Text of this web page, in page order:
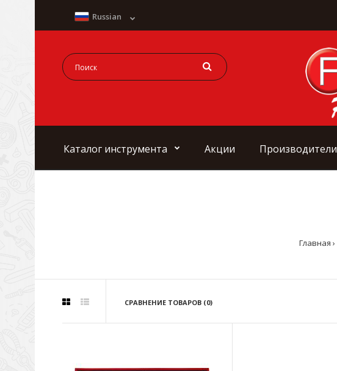
Russian
Каталог инструмента Акции Производители
Главная
СРАВНЕНИЕ ТОВАРОВ (0)